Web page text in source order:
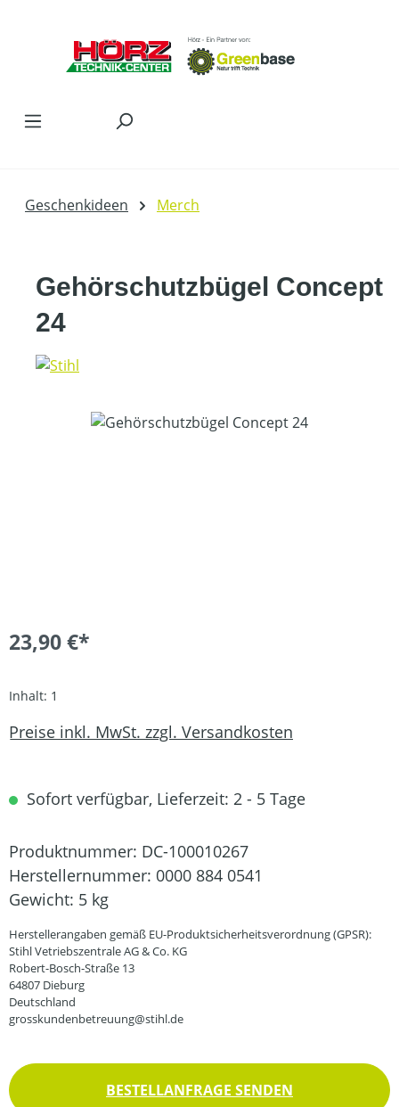
Geschenkideen Merch
Gehörschutzbügel Concept
24
Bildergalerie überspringen
23,90 €*
Inhalt: 1
Preise inkl. MwSt. zzgl. Versandkosten
Sofort verfügbar, Lieferzeit: 2 - 5 Tage
Produktnummer: DC-100010267
Herstellernummer: 0000 884 0541
Gewicht: 5 kg
Herstellerangaben gemäß EU-Produktsicherheitsverordnung (GPSR):
Stihl Vetriebszentrale AG & Co. KG
Robert-Bosch-Straße 13
64807 Dieburg
Deutschland
grosskundenbetreuung@stihl.de
BESTELLANFRAGE SENDEN